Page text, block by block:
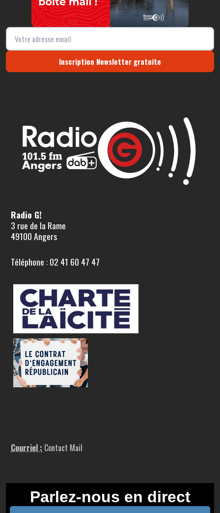
Inscription Newsletter gratuite
Radio G!
3 rue de la Rame
49100 Angers
Téléphone : 02 41 60 47 47
Courriel : Contact Mail